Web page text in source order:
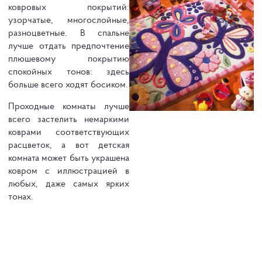
ковровых покрытий:
узорчатые, многослойные,
разноцветные. В спальне
лучше отдать предпочтение
плюшевому покрытию
спокойных тонов: здесь
больше всего ходят босиком.
Проходные комнаты лучше
всего застелить немаркими
коврами соответствующих
расцветок, а вот детская
комната может быть украшена
ковром с иллюстрацией в
любых, даже самых ярких
тонах.